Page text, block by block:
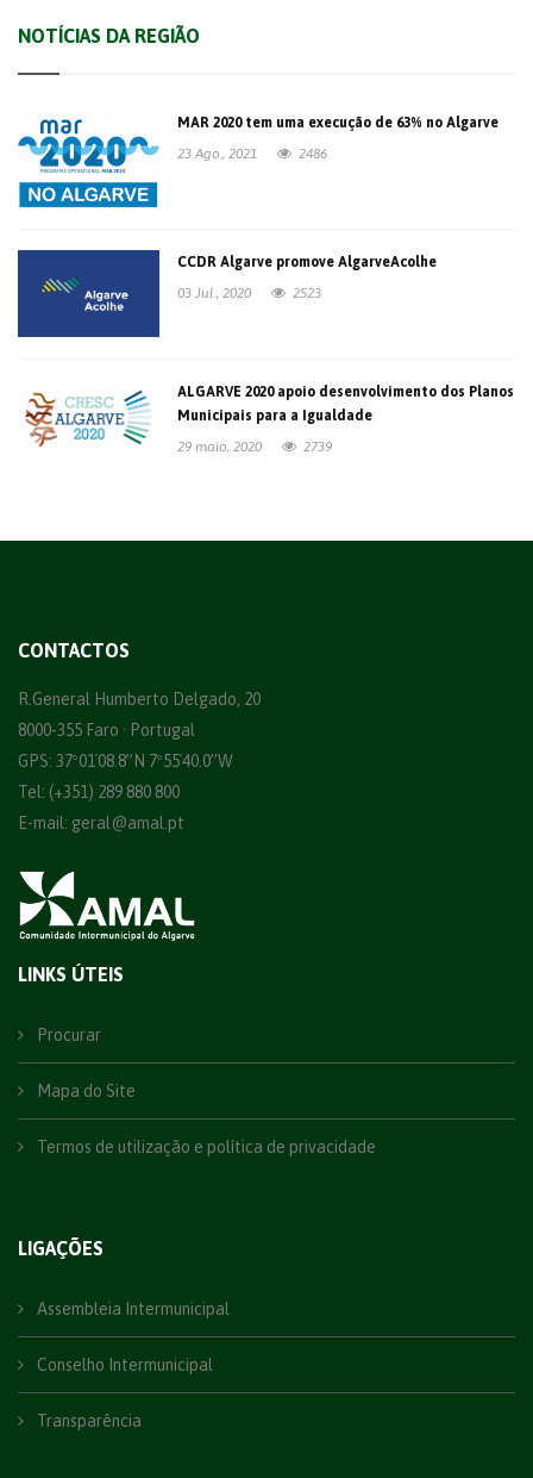
NOTÍCIAS DA REGIÃO
MAR 2020 tem uma execução de 63% no Algarve
23 Ago., 2021
2486
CCDR Algarve promove AlgarveAcolhe
03 Jul., 2020
2523
ALGARVE 2020 apoio desenvolvimento dos Planos
Municipais para a Igualdade
29 maio, 2020
2739
CONTACTOS
R.General Humberto Delgado, 20
8000-355 Faro · Portugal
GPS: 37º01´08.8”N 7º55´40.0”W
Tel: (+351) 289 880 800
E-mail: geral@amal.pt
LINKS ÚTEIS
Procurar
Mapa do Site
Termos de utilização e política de privacidade
LIGAÇÕES
Assembleia Intermunicipal
Conselho Intermunicipal
Transparência